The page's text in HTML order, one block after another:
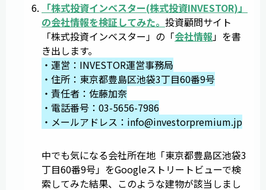
「株式投資インベスター(株式投資INVESTOR)」
の会社情報を検証してみた。 投資顧問サイト
「株式投資インベスター」の「会社情報」を書
き出します。
・運営：INVESTOR運営事務局
・住所：東京都豊島区池袋3丁目60番9号
・責任者：佐藤加奈
・電話番号：03-5656-7986
・メールアドレス： info@investorpremium.jp
中でも気になる会社所在地「東京都豊島区池袋3
丁目60番9号」をGoogleストリートビューで検
索してみた結果、このような建物が該当しまし